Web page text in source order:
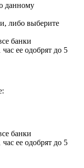
данному
либо выберите
банки
ее одобрят до 5
банки
ее одобрят до 5